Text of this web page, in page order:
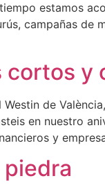
estamos
campañas de
y
de
en nuestro
y